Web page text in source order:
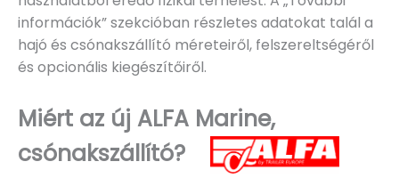
információk” szekcióban részletes adatokat talál a
hajó és csónakszállító méreteiről, felszereltségéről
és opcionális kiegészítőiről.
Miért az új ALFA Marine,
csónakszállító?